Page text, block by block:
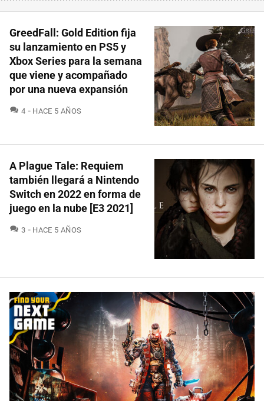
GreedFall: Gold Edition fija
su lanzamiento en PS5 y
Xbox Series para la semana
que viene y acompañado
por una nueva expansión
4 COMENTARIOS
HACE 5 AÑOS
A Plague Tale: Requiem
también llegará a Nintendo
Switch en 2022 en forma de
juego en la nube [E3 2021]
3 COMENTARIOS
HACE 5 AÑOS